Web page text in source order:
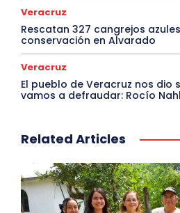
Veracruz
Rescatan 327 cangrejos
conservación en Alvarado
Veracruz
El pueblo de Veracruz nos dio
vamos a defraudar: Rocío
Related Articles